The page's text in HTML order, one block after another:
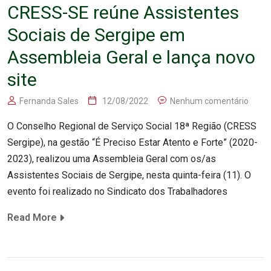
CRESS-SE reúne Assistentes
Sociais de Sergipe em
Assembleia Geral e lança novo
site
Fernanda Sales 12/08/2022 Nenhum comentário
O Conselho Regional de Serviço Social 18ª Região (CRESS
Sergipe), na gestão “É Preciso Estar Atento e Forte” (2020-
2023), realizou uma Assembleia Geral com os/as
Assistentes Sociais de Sergipe, nesta quinta-feira (11). O
evento foi realizado no Sindicato dos Trabalhadores
Read More